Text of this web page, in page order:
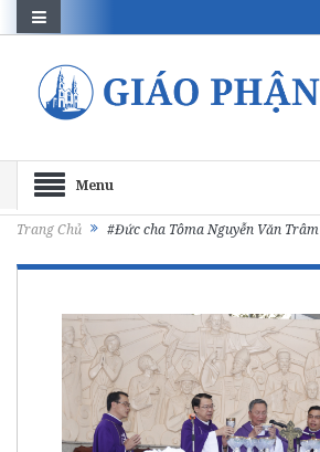
Menu
Trang Chủ #Đức cha Tôma Nguyễn Văn Trâm